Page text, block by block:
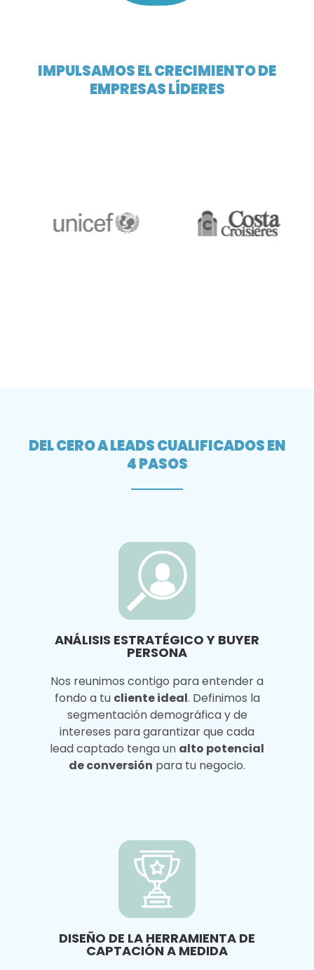
IMPULSAMOS EL CRECIMIENTO DE
EMPRESAS LÍDERES
DEL CERO A LEADS CUALIFICADOS EN
4 PASOS
ANÁLISIS ESTRATÉGICO Y BUYER
PERSONA
Nos reunimos contigo para entender a
fondo a tu clienteideal. Definimos la
segmentación demográfica y de
intereses para garantizar que cada
lead captado tenga un alto potencial
de conversión para tu negocio.
DISEÑO DE LA HERRAMIENTA DE
CAPTACIÓN A MEDIDA